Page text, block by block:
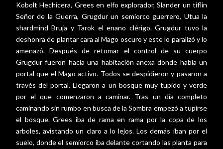
Kobolt Hechicera, Grees en elfo explorador, Slander un tiflin
Señor de la Guerra, Grugdur un semiorco guerrero, Utua la
shardmind Bruja y Tarok el enano clérigo. Grugdur tuvo la
deshonra de plantar cara al Mago oscuro y este lo paralizó y lo
amenazó. Después de retomar el control de su cuerpo
Grugdur fueron hacia una habitación anexa donde había un
portal que el Mago activo. Todos se despidieron y pasaron a
través del portal. Llegaron a un bosque muy tupido y verde
por el que comenzaron a caminar. Tras un día completo
caminando sin rumbo en busca de la Sombra empezó a tupirse
el bosque. Grees iba de rama en rama por la copa de los
arboles, avistando un claro a lo lejos. Los demás iban por el
suelo, donde el semiorco iba delante cortando las planta para